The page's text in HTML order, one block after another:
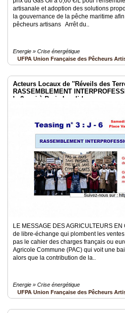
artisanale et adoption des solutions
la gouvernance de la pêche maritime
pêcheurs artisans Arrêt du..
Energie » Crise énergétique
UFPA Union Française des Pêcheurs
Acteurs Locaux de ''Réveils des
RASSEMBLEMENT
le 2 mai à Paris Invalides
LE MESSAGE DES AGRICULTEURS
de libre-échange qui plombent les
pas le cahier des charges français ou
Agricole Commune (PAC) qui voit une
alors que la contribution de la..
Energie » Crise énergétique
UFPA Union Française des Pêcheurs